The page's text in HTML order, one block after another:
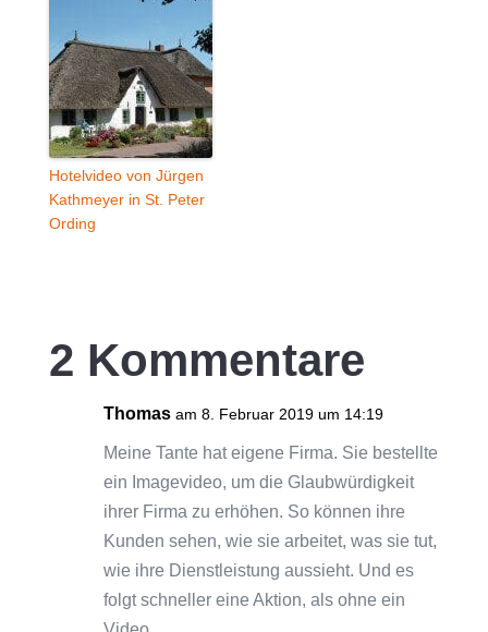
Hotelvideo von Jürgen
Kathmeyer in St. Peter
Ording
2 Kommentare
Thomas am 8. Februar 2019 um 14:19
Meine Tante hat eigene Firma. Sie bestellte
ein Imagevideo, um die Glaubwürdigkeit
ihrer Firma zu erhöhen. So können ihre
Kunden sehen, wie sie arbeitet, was sie tut,
wie ihre Dienstleistung aussieht. Und es
folgt schneller eine Aktion, als ohne ein